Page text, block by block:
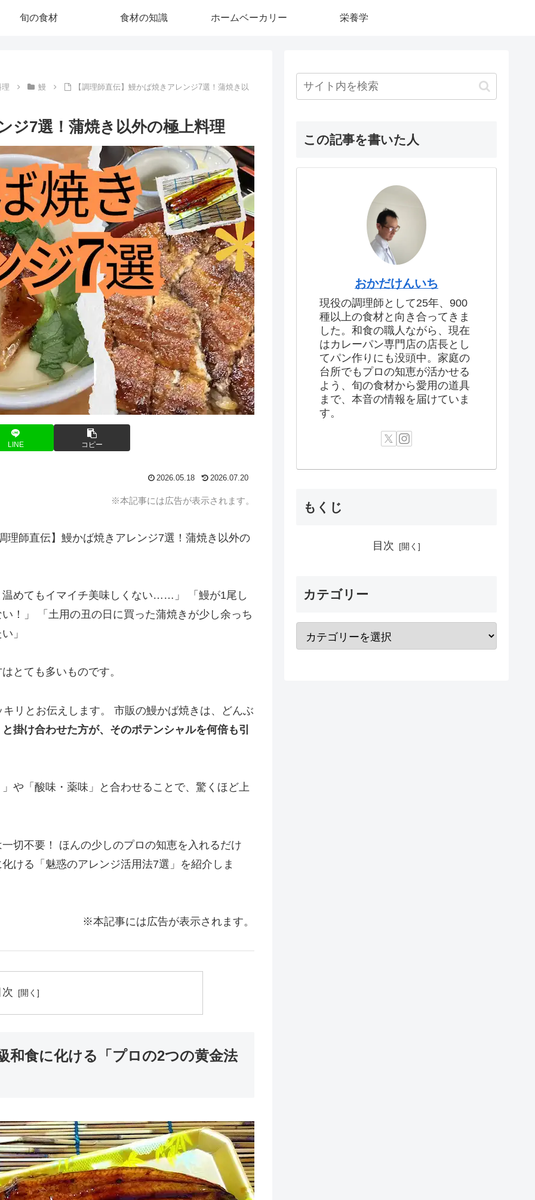
旬の食材 食材の知識 ホームベーカリー 栄養学
理 鰻 【調理師直伝】鰻かば焼きアレンジ7選！蒲焼き以
ジ7選！蒲焼き以外の極上料理
LINE コピー
2026.05.18 2026.07.20
※本記事には広告が表示されます。
理師直伝】鰻かば焼きアレンジ7選！蒲焼き以外の
めてもイマイチ美味しくない……」 「鰻が1尾し
！」 「土用の丑の日に買った蒲焼きが少し余っち
」
とても多いものです。
リとお伝えします。 市販の鰻かば焼きは、どんぶ
掛け合わせた方が、そのポテンシャルを何倍も引
や「酸味・薬味」と合わせることで、驚くほど上
切不要！ ほんの少しのプロの知恵を入れるだけ
ける「魅惑のアレンジ活用法7選」を紹介しま
※本記事には広告が表示されます。
和食に化ける「プロの2つの黄金法
この記事を書いた人
おかだけんいち
現役の調理師として25年、900
種以上の食材と向き合ってきま
した。和食の職人ながら、現在
はカレーパン専門店の店長とし
てパン作りにも没頭中。家庭の
台所でもプロの知恵が活かせる
よう、旬の食材から愛用の道具
まで、本音の情報を届けていま
す。
もくじ
目次
カテゴリー